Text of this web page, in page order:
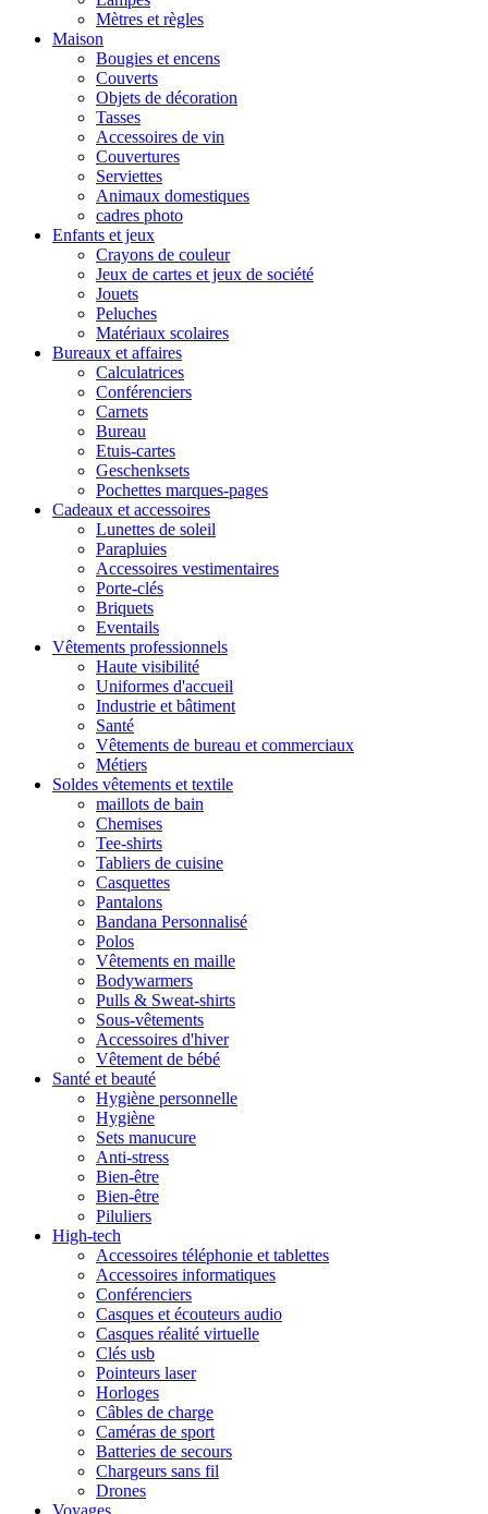
Mètres et règles
Maison
Bougies et encens
Couverts
Objets de décoration
Tasses
Accessoires de vin
Couvertures
Serviettes
Animaux domestiques
cadres photo
Enfants et jeux
Crayons de couleur
Jeux de cartes et jeux de société
Jouets
Peluches
Matériaux scolaires
Bureaux et affaires
Calculatrices
Conférenciers
Carnets
Bureau
Etuis-cartes
Geschenksets
Pochettes marques-pages
Cadeaux et accessoires
Lunettes de soleil
Parapluies
Accessoires vestimentaires
Porte-clés
Briquets
Eventails
Vêtements professionnels
Haute visibilité
Uniformes d'accueil
Industrie et bâtiment
Santé
Vêtements de bureau et commerciaux
Métiers
Soldes vêtements et textile
maillots de bain
Chemises
Tee-shirts
Tabliers de cuisine
Casquettes
Pantalons
Bandana Personnalisé
Polos
Vêtements en maille
Bodywarmers
Pulls & Sweat-shirts
Sous-vêtements
Accessoires d'hiver
Vêtement de bébé
Santé et beauté
Hygiène personnelle
Hygiène
Sets manucure
Anti-stress
Bien-être
Bien-être
Piluliers
High-tech
Accessoires téléphonie et tablettes
Accessoires informatiques
Conférenciers
Casques et écouteurs audio
Casques réalité virtuelle
Clés usb
Pointeurs laser
Horloges
Câbles de charge
Caméras de sport
Batteries de secours
Chargeurs sans fil
Drones
Voyages